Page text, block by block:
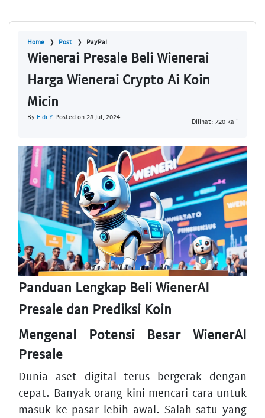
Home Post PayPal
Wienerai Presale Beli Wienerai
Harga Wienerai Crypto Ai Koin
Micin
By Eldi Y Posted on 28 Jul, 2024
Dilihat: 720 kali
Panduan Lengkap Beli WienerAI
Presale dan Prediksi Koin
Mengenal Potensi Besar WienerAI
Presale
Dunia aset digital terus bergerak dengan
cepat. Banyak orang kini mencari cara untuk
masuk ke pasar lebih awal. Salah satu yang